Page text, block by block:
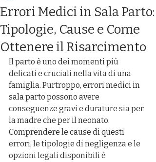
Errori Medici in Sala Parto:
Tipologie, Cause e Come
Ottenere il Risarcimento
Il parto è uno dei momenti più
delicati e cruciali nella vita di una
famiglia. Purtroppo, errori medici in
sala parto possono avere
conseguenze gravi e durature sia per
la madre che per il neonato.
Comprendere le cause di questi
errori, le tipologie di negligenza e le
opzioni legali disponibili è